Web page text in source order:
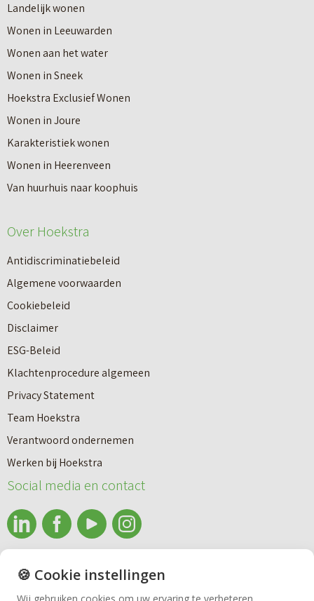
Nieuwbouw
Huren
Bedrijfsmakelaardij
r
I
n
8
s
t
a
p
p
n
n
a
a
r
e
e
n
n
i
e
u
o
w
o
v
e
r
V
a
n
n
e
u
Landelijk wonen
Wonen in Leeuwarden
Wonen aan het water
Wonen in Sneek
Hoekstra Exclusief Wonen
Wonen in Joure
Karakteristiek wonen
Wonen in Heerenveen
Van huurhuis naar koophuis
Over Hoekstra
Antidiscriminatiebeleid
Algemene voorwaarden
Cookiebeleid
Disclaimer
ESG-Beleid
Klachtenprocedure algemeen
Privacy Statement
Team Hoekstra
Verantwoord ondernemen
Werken bij Hoekstra
Social media en contact
info@makelaardijhoekstra.nl
Alle contactgegevens
🍪 Cookie instellingen